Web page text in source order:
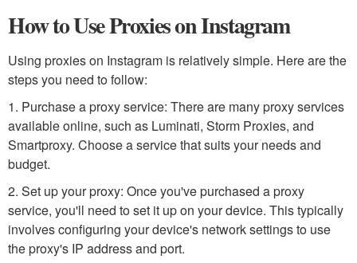
How to Use Proxies on Instagram
Using proxies on Instagram is relatively simple. Here are the
steps you need to follow:
1. Purchase a proxy service: There are many proxy services
available online, such as Luminati, Storm Proxies, and
Smartproxy. Choose a service that suits your needs and
budget.
2. Set up your proxy: Once you've purchased a proxy
service, you'll need to set it up on your device. This typically
involves configuring your device's network settings to use
the proxy's IP address and port.